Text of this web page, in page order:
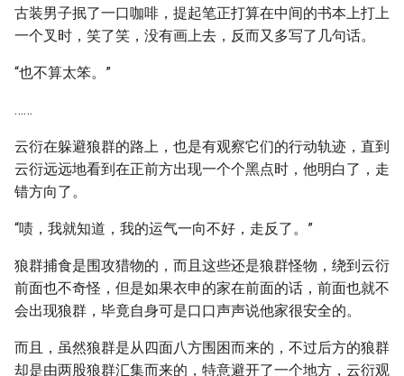
古装男子抿了一口咖啡，提起笔正打算在中间的书本上打上
一个叉时，笑了笑，没有画上去，反而又多写了几句话。
“也不算太笨。”
……
云衍在躲避狼群的路上，也是有观察它们的行动轨迹，直到
云衍远远地看到在正前方出现一个个黑点时，他明白了，走
错方向了。
“啧，我就知道，我的运气一向不好，走反了。”
狼群捕食是围攻猎物的，而且这些还是狼群怪物，绕到云衍
前面也不奇怪，但是如果衣申的家在前面的话，前面也就不
会出现狼群，毕竟自身可是口口声声说他家很安全的。
而且，虽然狼群是从四面八方围困而来的，不过后方的狼群
却是由两股狼群汇集而来的，特意避开了一个地方，云衍观